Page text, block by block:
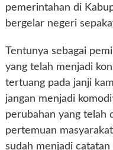
pemerintahan di
bergelar negeri
Tentunya sebagai
yang telah menjadi
tertuang pada janji
jangan menjadi
perubahan yang telah
pertemuan
sudah menjadi